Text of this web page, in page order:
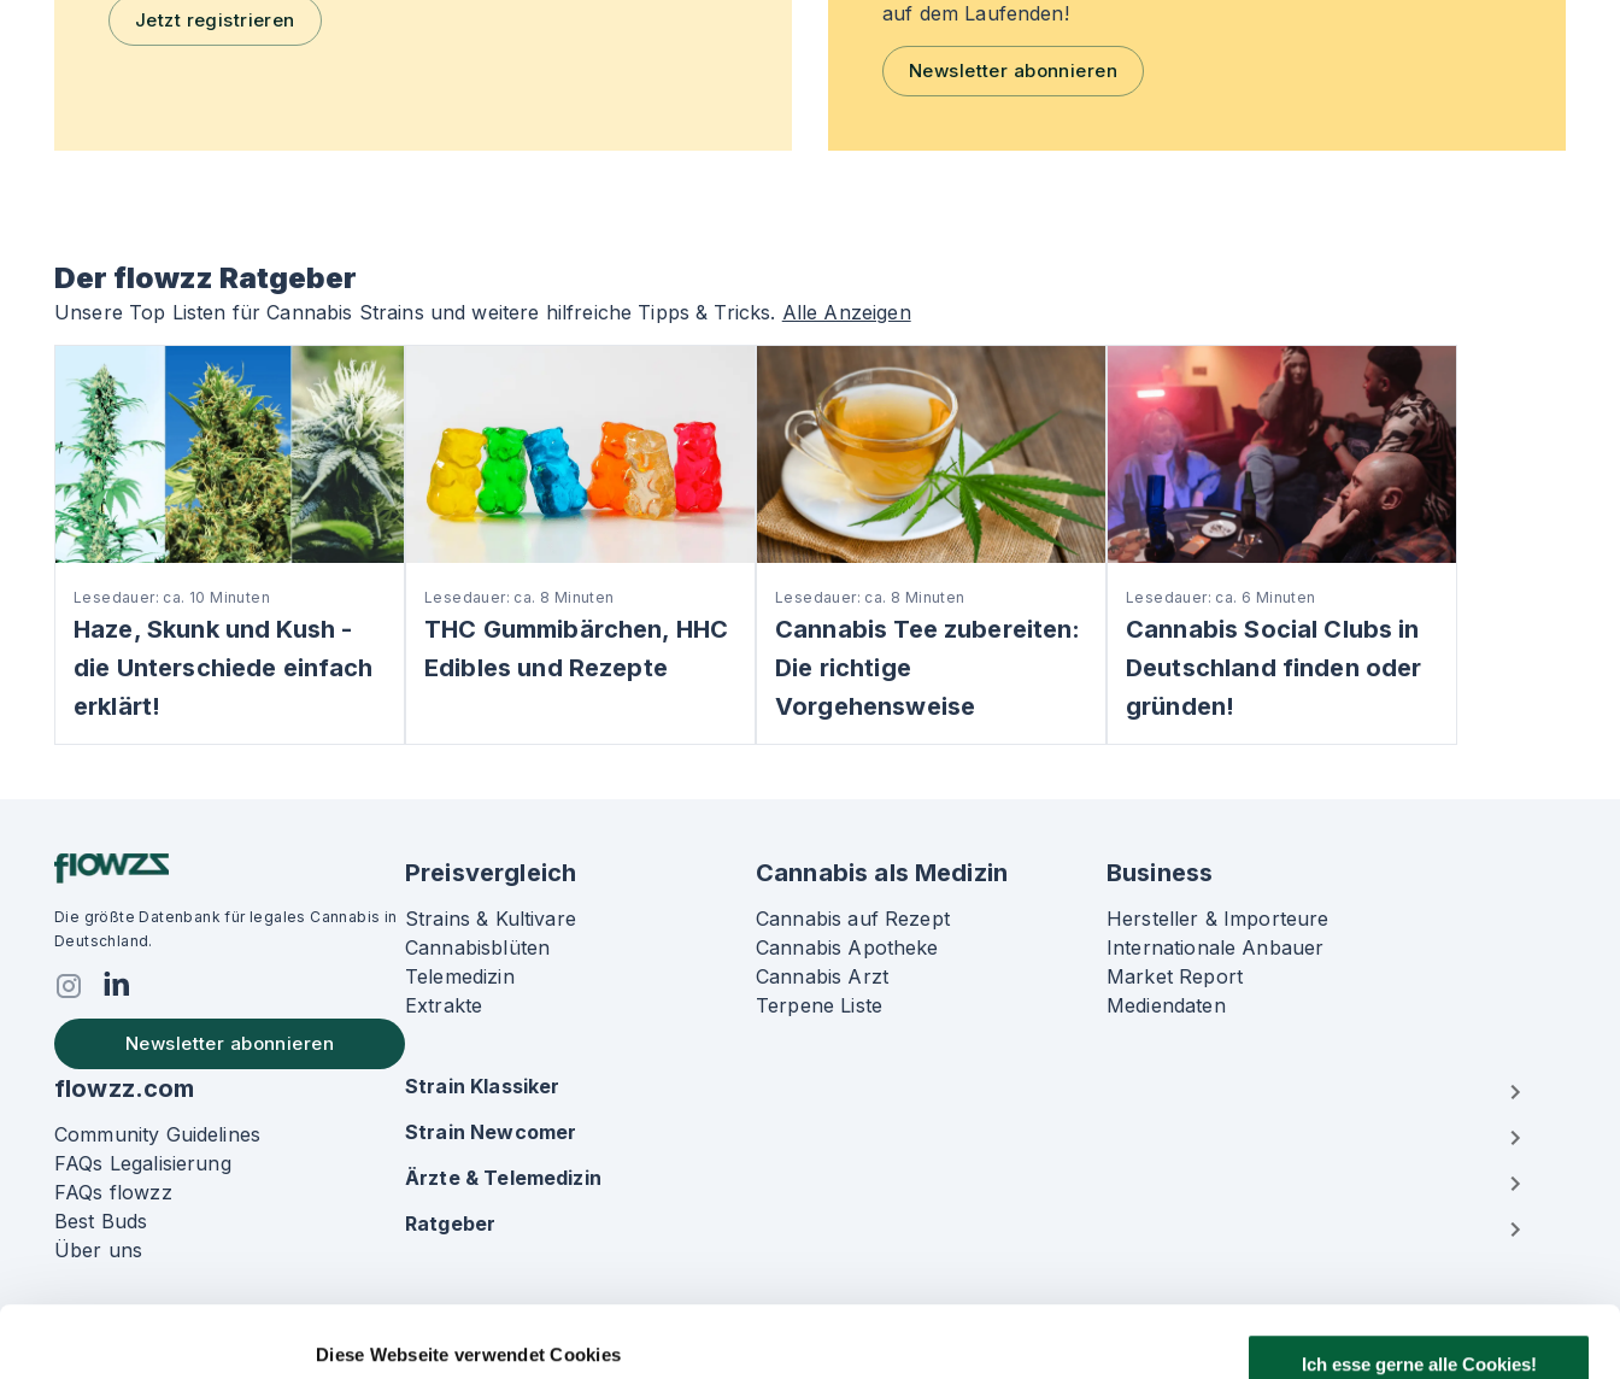
Diese Webseite verwendet Cookies Ich esse gerne alle Cookies!
Jetzt registrieren
auf dem Laufenden!
Newsletter abonnieren
Der flowzz Ratgeber
Unsere Top Listen für Cannabis Strains und weitere hilfreiche Tipps & Tricks. Alle Anzeigen
Lesedauer: ca. 10 Minuten
Haze, Skunk und Kush -
die Unterschiede einfach
erklärt!
Lesedauer: ca. 8 Minuten
THC Gummibärchen, HHC
Edibles und Rezepte
Lesedauer: ca. 8 Minuten
Cannabis Tee zubereiten:
Die richtige
Vorgehensweise
Lesedauer: ca. 6 Minuten
Cannabis Social Clubs in
Deutschland finden oder
gründen!
Die größte Datenbank für legales Cannabis in
Deutschland.
Newsletter abonnieren
Preisvergleich
Strains & Kultivare
Cannabisblüten
Telemedizin
Extrakte
Cannabis als Medizin
Cannabis auf Rezept
Cannabis Apotheke
Cannabis Arzt
Terpene Liste
Business
Hersteller & Importeure
Internationale Anbauer
Market Report
Mediendaten
flowzz.com
Community Guidelines
FAQs Legalisierung
FAQs flowzz
Best Buds
Über uns
Strain Klassiker
Strain Newcomer
Ärzte & Telemedizin
Ratgeber